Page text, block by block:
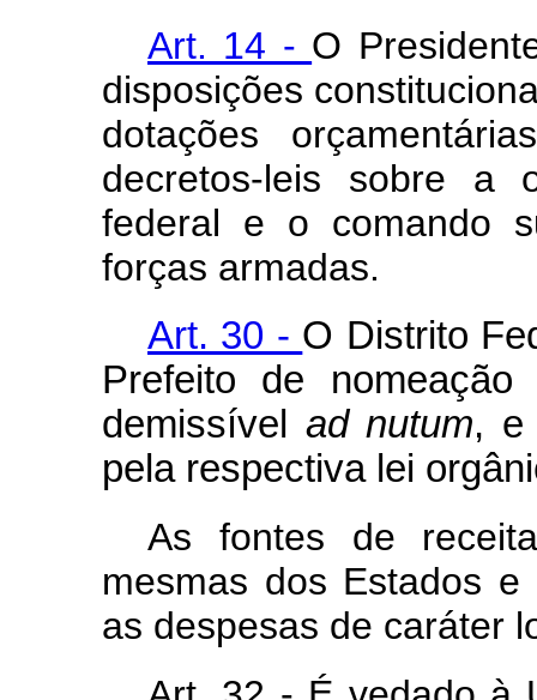
Art. 14 - O
disposições
dotações
decretos-leis sobre a
federal e o comando
forças armadas.
Art. 30 - O Distrito
Prefeito de
demissível ad nutum, e
pela respectiva lei
As fontes de
mesmas dos Estados
as despesas de caráter